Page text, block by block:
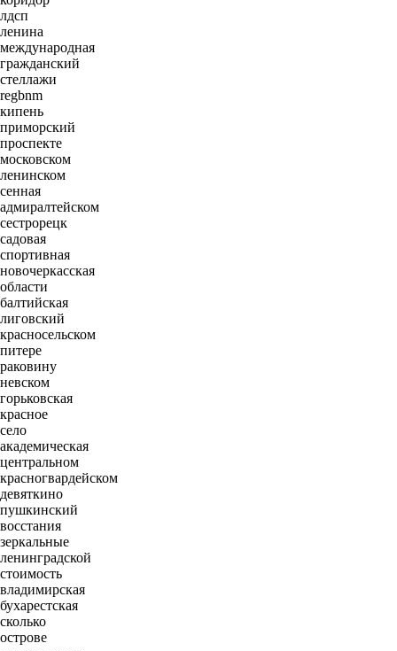
лдсп
ленина
международная
гражданский
стеллажи
regbnm
кипень
приморский
проспекте
московском
ленинском
сенная
адмиралтейском
сестрорецк
садовая
спортивная
новочеркасская
области
балтийская
лиговский
красносельском
питере
раковину
невском
горьковская
красное
село
академическая
центральном
красногвардейском
девяткино
пушкинский
восстания
зеркальные
ленинградской
стоимость
владимирская
бухарестская
сколько
острове